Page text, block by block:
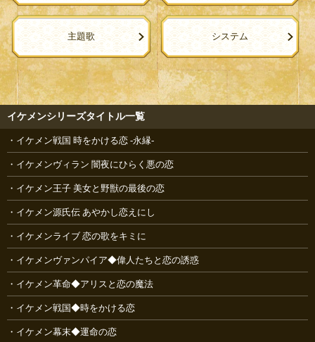
主題歌 システム
イケメンシリーズタイトル一覧
イケメン戦国 時をかける恋 -永縁-
イケメンヴィラン 闇夜にひらく悪の恋
イケメン王子 美女と野獣の最後の恋
イケメン源氏伝 あやかし恋えにし
イケメンライブ 恋の歌をキミに
イケメンヴァンパイア◆偉人たちと恋の誘惑
イケメン革命◆アリスと恋の魔法
イケメン戦国◆時をかける恋
イケメン幕末◆運命の恋